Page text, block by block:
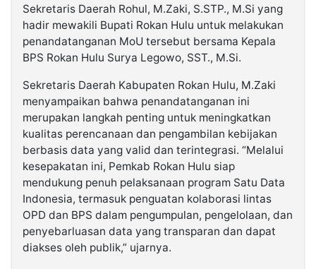
Sekretaris Daerah Rohul, M.Zaki, S.STP., M.Si yang
hadir mewakili Bupati Rokan Hulu untuk melakukan
penandatanganan MoU tersebut bersama Kepala
BPS Rokan Hulu Surya Legowo, SST., M.Si.
Sekretaris Daerah Kabupaten Rokan Hulu, M.Zaki
menyampaikan bahwa penandatanganan ini
merupakan langkah penting untuk meningkatkan
kualitas perencanaan dan pengambilan kebijakan
berbasis data yang valid dan terintegrasi. “Melalui
kesepakatan ini, Pemkab Rokan Hulu siap
mendukung penuh pelaksanaan program Satu Data
Indonesia, termasuk penguatan kolaborasi lintas
OPD dan BPS dalam pengumpulan, pengelolaan, dan
penyebarluasan data yang transparan dan dapat
diakses oleh publik,” ujarnya.